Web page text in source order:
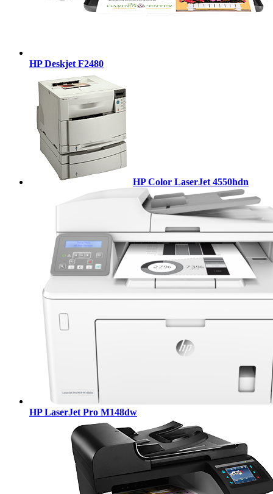
HP Deskjet F2480
HP Color LaserJet 4550hdn
HP LaserJet Pro M148dw